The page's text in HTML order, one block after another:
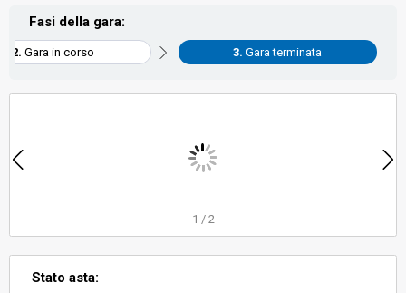
Fasi della gara:
Gara in corso Gara terminata
1 / 2
Stato asta: